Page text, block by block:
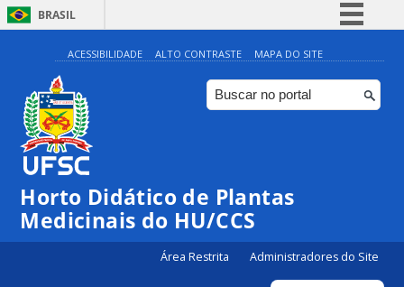
BRASIL
Simplifique!
Comunica BR
Participe
Canais
ACESSIBILIDADE ALTO CONTRASTE MAPA DO SITE
Horto Didático de Plantas
Medicinais do HU/CCS
Área Restrita Administradores do Site